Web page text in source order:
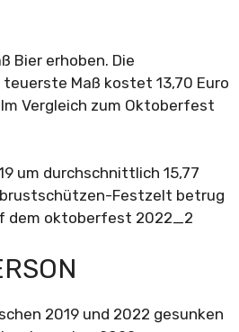
Bier erhoben. Die
Maß kostet 13,70 Euro
Vergleich zum Oktoberfest
um durchschnittlich 15,77
Festzelt betrug
2019 und 2022 gesunken